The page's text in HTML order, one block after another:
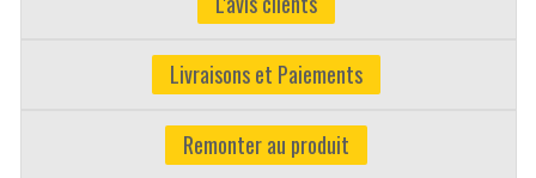
Livraisons et Paiements
Remonter au produit